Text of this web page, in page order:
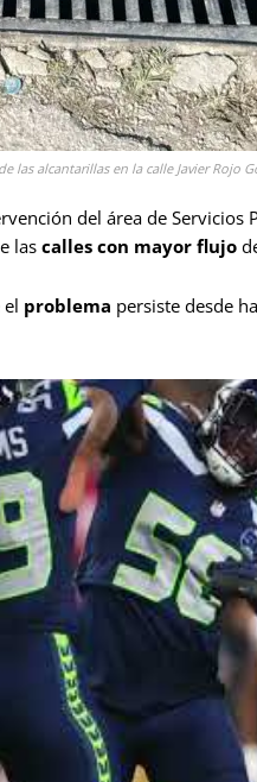
alcantarillas en la calle Javier Rojo
del área de Servicios
las calles con mayor flujo
problema persiste desde